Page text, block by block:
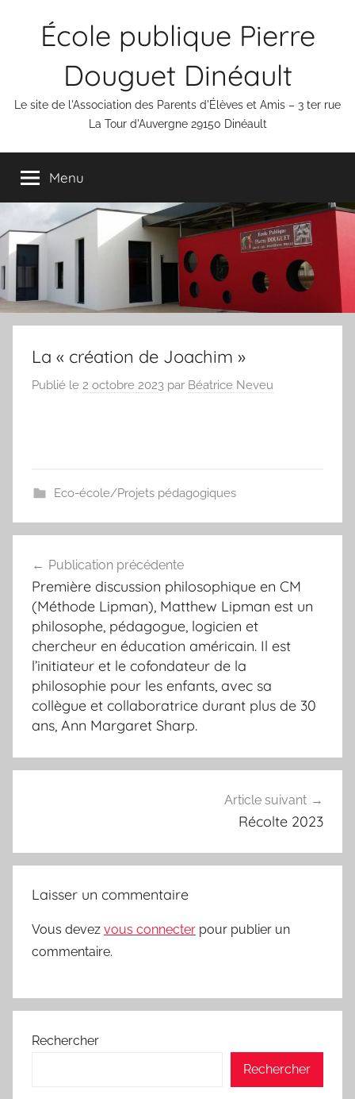
École publique Pierre
Douguet Dinéault
Le site de l'Association des Parents d'Élèves et Amis – 3 ter rue
La Tour d'Auvergne 29150 Dinéault
Menu
La « création de Joachim »
Publié le 2 octobre 2023 par Béatrice Neveu
Eco-école/Projets pédagogiques
de
l’article
Publication précédente
Première discussion philosophique en CM
(Méthode Lipman), Matthew Lipman est un
philosophe, pédagogue, logicien et
chercheur en éducation américain. Il est
l’initiateur et le cofondateur de la
philosophie pour les enfants, avec sa
collègue et collaboratrice durant plus de 30
ans, Ann Margaret Sharp.
Article suivant
Récolte 2023
Laisser un commentaire
Vous devez vous connecter pour publier un
commentaire.
Rechercher
Rechercher